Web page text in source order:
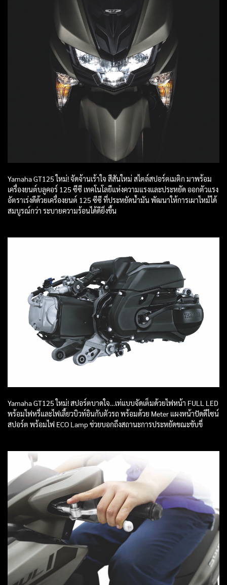
Yamaha GT125 ใหม่! จัดจ้านเร้าใจ สีสันใหม่ สไตล์สปอร์ตเมติก มาพร้อม
เครื่องยนต์บลูคอร์ 125 ซีซี เทคโนโลยีแห่งความแรงและประหยัด ออกตัวแรง
อัตราเร่งดีด้วยเครื่องยนต์ 125 ซีซี ที่ประหยัดน้ำมัน พัฒนาให้การเผาไหม้ได้
สมบูรณ์กว่า ระบายความร้อนได้ดียิ่งขึ้น
Yamaha GT125 ใหม่! สปอร์ตบาดใจ…เท่แบบจัดเต็มด้วยไฟหน้า FULL LED
พร้อมไฟหรี่และไฟเลี้ยวบิวท์อินกับตัวรถ พร้อมด้วย Meter แผงหน้าปัดดีไซน์
สปอร์ต พร้อมไฟ ECO Lamp ช่วยบอกถึงสถานะการประหยัดขณะขับขี่